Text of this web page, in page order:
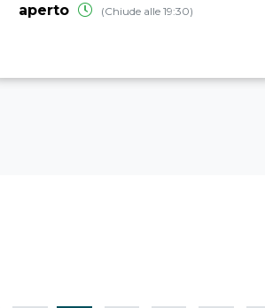
aperto (Chiude alle 19:30)